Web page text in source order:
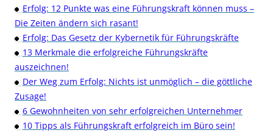
Erfolg: 12 Punkte was eine Führungskraft können muss –
Die Zeiten ändern sich rasant!
Erfolg: Das Gesetz der Kybernetik für Führungskräfte
13 Merkmale die erfolgreiche Führungskräfte
auszeichnen!
Der Weg zum Erfolg: Nichts ist unmöglich – die göttliche
Zusage!
6 Gewohnheiten von sehr erfolgreichen Unternehmer
10 Tipps als Führungskraft erfolgreich im Büro sein!